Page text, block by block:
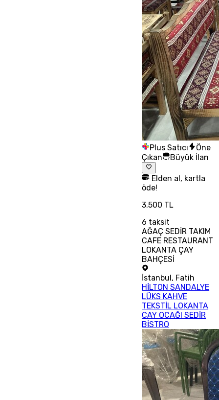
Plus Satıcı
Öne
Çıkan
Büyük İlan
Elden al, kartla
öde!
3.500 TL
6 taksit
AĞAÇ SEDİR TAKIM
CAFE RESTAURANT
LOKANTA ÇAY
BAHÇESİ
İstanbul, Fatih
HİLTON SANDALYE
LÜKS KAHVE
TEKSTİL LOKANTA
CAY OCAĞI SEDİR
BİSTRO